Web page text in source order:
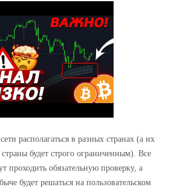
располагаться в разных странах (а их
будет строго ограниченным). Все
проходить обязательную проверку, а
будет решаться на пользовательском